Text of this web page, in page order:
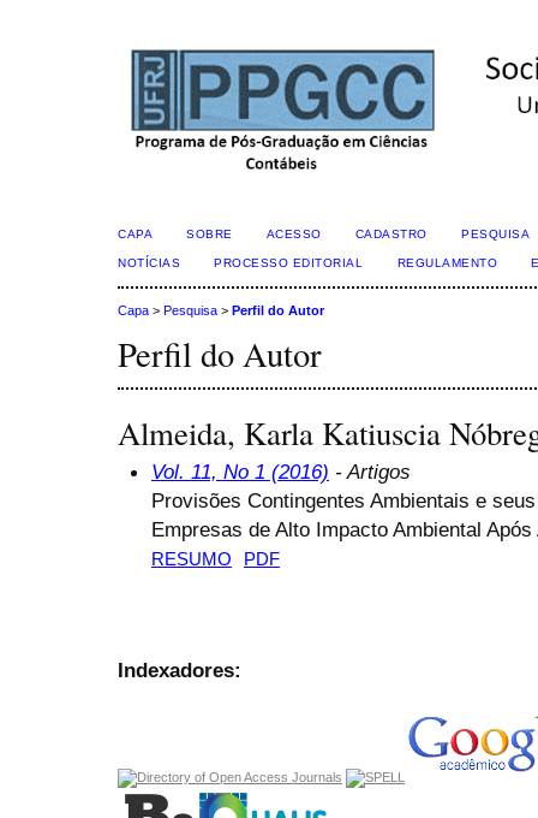
CAPA SOBRE ACESSO CADASTRO PESQUISA
NOTÍCIAS PROCESSO EDITORIAL REGULAMENTO
Capa > Pesquisa > Perfil do Autor
Perfil do Autor
Almeida, Karla Katiuscia
Vol. 11, No 1 (2016) - Artigos
Provisões Contingentes Ambientais e
Empresas de Alto Impacto Ambiental
RESUMO PDF
Indexadores: